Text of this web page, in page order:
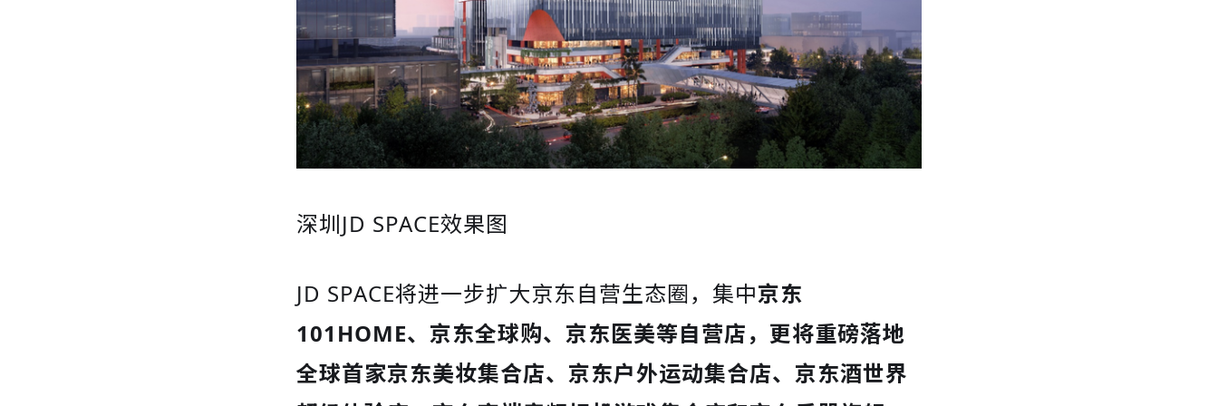
深圳JD SPACE效果图
JD SPACE将进一步扩大京东自营生态圈，集中京东
101HOME、京东全球购、京东医美等自营店，更将重磅落地
全球首家京东美妆集合店、京东户外运动集合店、京东酒世界